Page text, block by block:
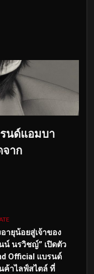
นด์แอมบา
จาก
ายุน้อยสู่เจ้าของ
น์ นรวิชญ์” เปิดตัว
Official แบรนด์
ค้าไลฟ์สไตล์ ที่